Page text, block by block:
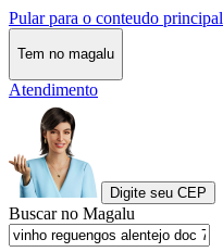
Pular para o conteudo principal
Tem no magalu
Atendimento
Digite seu CEP
Buscar no Magalu